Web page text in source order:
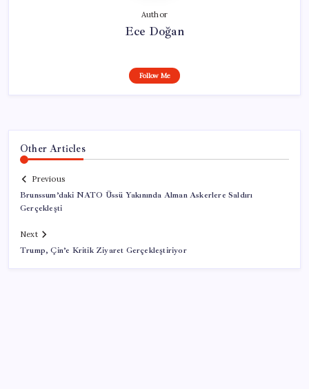
Author
Ece Doğan
Follow Me
Other Articles
Previous
Brunssum’daki NATO Üssü Yakınında Alman Askerlere Saldırı
Gerçekleşti
Next
Trump, Çin’e Kritik Ziyaret Gerçekleştiriyor